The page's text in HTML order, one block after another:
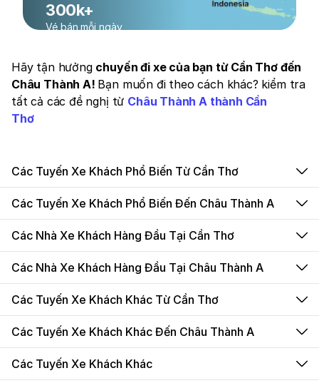
300k+
Vé bán mỗi ngày
Hãy tận hưởng chuyến đi xe của bạn từ Cần Thơ đến
Châu Thành A! Bạn muốn đi theo cách khác? kiểm tra
tất cả các đề nghị từ Châu Thành A thành Cần
Thơ
Các Tuyến Xe Khách Phổ Biến Từ Cần Thơ
Các Tuyến Xe Khách Phổ Biến Đến Châu Thành A
Các Nhà Xe Khách Hàng Đầu Tại Cần Thơ
Các Nhà Xe Khách Hàng Đầu Tại Châu Thành A
Các Tuyến Xe Khách Khác Từ Cần Thơ
Các Tuyến Xe Khách Khác Đến Châu Thành A
Các Tuyến Xe Khách Khác